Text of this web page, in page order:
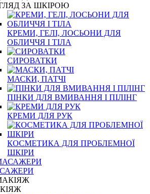
ЗА ШКІРОЮ
КРЕМИ, ГЕЛІ, ЛОСЬОНИ ДЛЯ
ОБЛИЧЧЯ І ТІЛА
СИРОВАТКИ
МАСКИ, ПАТЧІ
ПІНКИ ДЛЯ ВМИВАННЯ І ПІЛІНГ
КРЕМИ ДЛЯ РУК
КОСМЕТИКА ДЛЯ ПРОБЛЕМНОЇ
ШКІРИ